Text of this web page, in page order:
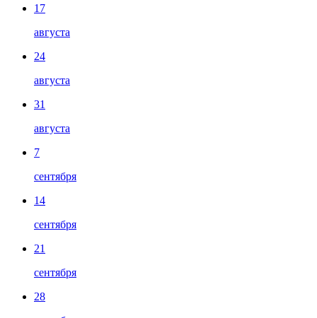
17
августа
24
августа
31
августа
7
сентября
14
сентября
21
сентября
28